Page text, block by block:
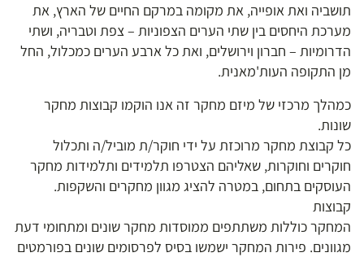
תושביה ואת אופייה, את מקומה במרקם החיים של הארץ, את
מערכת היחסים בין שתי הערים הצפוניות – צפת וטבריה, ושתי
הדרומיות – חברון וירושלים, ואת כל ארבע הערים כמכלול, החל
מן התקופה העות'מאנית.
כמהלך מרכזי של מיזם מחקר זה אנו הוקמו קבוצות מחקר
שונות.
כל קבוצת מחקר מרוכזת על ידי חוקר/ת מוביל/ה ותכלול
חוקרים וחוקרות, שאליהם הצטרפו תלמידים ותלמידות מחקר
העוסקים בתחום, במטרה להציג מגוון מחקרים והשקפות.
קבוצות
המחקר כוללות משתתפים ממוסדות מחקר שונים ומתחומי דעת
מגוונים. פירות המחקר ישמשו בסיס לפרסומים שונים בפורמטים